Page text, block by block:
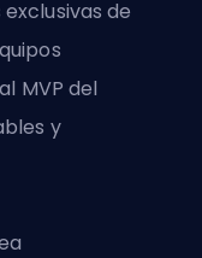
de
MVP del
y